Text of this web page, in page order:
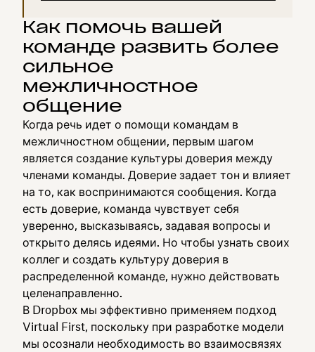
Как помочь вашей
команде развить более
сильное
межличностное
общение
Когда речь идет о помощи командам в
межличностном общении, первым шагом
является создание культуры доверия между
членами команды. Доверие задает тон и влияет
на то, как воспринимаются сообщения. Когда
есть доверие, команда чувствует себя
уверенно, высказываясь, задавая вопросы и
открыто делясь идеями. Но чтобы узнать своих
коллег и создать культуру доверия в
распределенной команде, нужно действовать
целенаправленно.
В Dropbox мы эффективно применяем подход
Virtual First, поскольку при разработке модели
мы осознали необходимость во взаимосвязях